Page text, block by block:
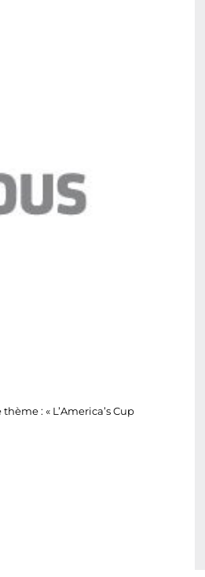
: « L’America’s Cup